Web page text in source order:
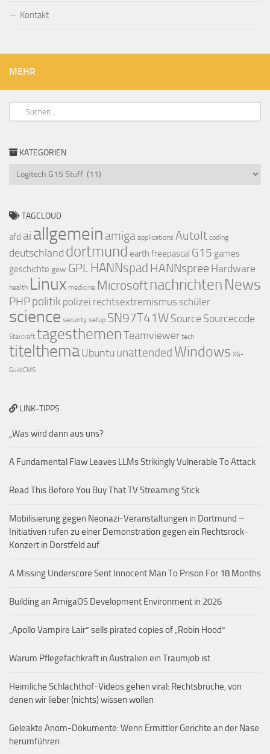
Kontakt
MEHR
KATEGORIEN
TAGCLOUD
afd ai allgemein amiga applications AutoIt coding
deutschland dortmund earth freepascal G15 games
geschichte gew GPL HANNspad HANNspree Hardware
health Linux medicine Microsoft nachrichten News
PHPpolitik polizei rechtsextremismus schüler
science security setup SN97T41WSource Sourcecode
Starcraft tagesthemenTeamviewer tech
titelthemaUbuntu unattended Windows XG-
GuildCMS
LINK-TIPPS
„Was wird dann aus uns?
A Fundamental Flaw Leaves LLMs Strikingly Vulnerable To Attack
Read This Before You Buy That TV Streaming Stick
Mobilisierung gegen Neonazi-Veranstaltungen in Dortmund –
Initiativen rufen zu einer Demonstration gegen ein Rechtsrock-
Konzert in Dorstfeld auf
A Missing Underscore Sent Innocent Man To Prison For 18 Months
Building an AmigaOS Development Environment in 2026
„Apollo Vampire Lair“ sells pirated copies of „Robin Hood“
Warum Pflegefachkraft in Australien ein Traumjob ist
Heimliche Schlachthof-Videos gehen viral: Rechtsbrüche, von
denen wir lieber (nichts) wissen wollen
Geleakte Anom-Dokumente: Wenn Ermittler Gerichte an der Nase
herumführen